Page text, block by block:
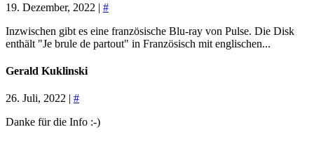
19. Dezember, 2022 | #
Inzwischen gibt es eine französische Blu-ray von Pulse. Die Disk
enthält "Je brule de partout" in Französisch mit englischen...
Gerald Kuklinski
26. Juli, 2022 | #
Danke für die Info :-)